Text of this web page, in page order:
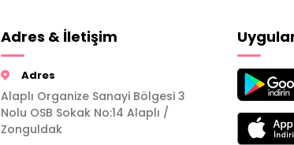
Adres & İletişim
Adres
Alaplı Organize Sanayi Bölgesi 3
Nolu OSB Sokak No:14 Alaplı /
Zonguldak